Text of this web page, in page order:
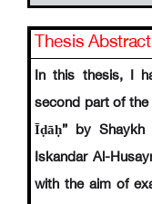
Thesis Abstract
In this thesis, I
second part of the
Īḍāḥ” by Shaykh
Iskandar Al-
with the aim of